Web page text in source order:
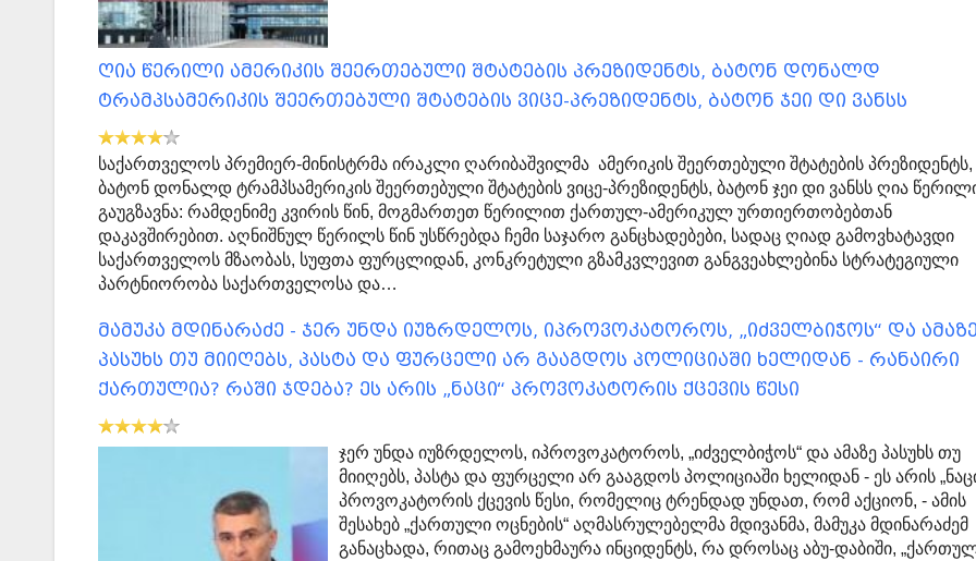
ღია წერილი ამერიკის შეერთებული შტატების პრეზიდენტს, ბატონ დონალდ
ტრამპსამერიკის შეერთებული შტატების ვიცე-პრეზიდენტს, ბატონ ჯეი დი ვანსს
საქართველოს პრემიერ-მინისტრმა ირაკლი ღარიბაშვილმა ამერიკის შეერთებული შტატების პრეზიდენტს,
ბატონ დონალდ ტრამპსამერიკის შეერთებული შტატების ვიცე-პრეზიდენტს, ბატონ ჯეი დი ვანსს ღია
გაუგზავნა: რამდენიმე კვირის წინ, მოგმართეთ წერილით ქართულ-ამერიკულ ურთიერთობებთან
დაკავშირებით. აღნიშნულ წერილს წინ უსწრებდა ჩემი საჯარო განცხადებები, სადაც ღიად გამოვხატავდი
საქართველოს მზაობას, სუფთა ფურცლიდან, კონკრეტული გზამკვლევით განგვეახლებინა სტრატეგიული
პარტნიორობა საქართველოსა და…
მამუკა მდინარაძე - ჯერ უნდა იუზრდელოს, იპროვოკატოროს, „იძველბიჭოს“ და ამაზე
პასუხს თუ მიიღებს, პასტა და ფურცელი არ გააგდოს პოლიციაში ხელიდან - რანაირი
ქართულია? რაში ჯდება? ეს არის „ნაცი“ პროვოკატორის ქცევის წესი
ჯერ უნდა იუზრდელოს, იპროვოკატოროს, „იძველბიჭოს“ და ამაზე პასუხს თუ
მიიღებს, პასტა და ფურცელი არ გააგდოს პოლიციაში ხელიდან - ეს არის
პროვოკატორის ქცევის წესი, რომელიც ტრენდად უნდათ, რომ აქციონ, - ამის
შესახებ „ქართული ოცნების“ აღმასრულებელმა მდივანმა, მამუკა მდინარაძემ
განაცხადა, რითაც გამოეხმაურა ინციდენტს, რა დროსაც აბუ-დაბიში,